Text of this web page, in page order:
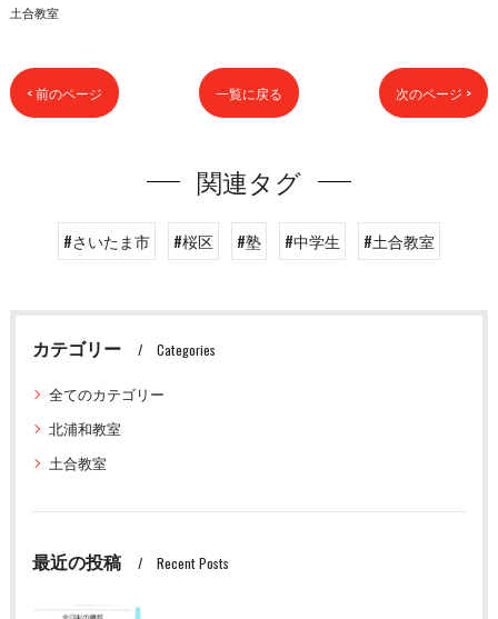
土合教室
< 前のページ 一覧に戻る 次のページ >
関連タグ
#さいたま市 #桜区 #塾 #中学生 #土合教室
カテゴリー Categories
全てのカテゴリー
北浦和教室
土合教室
最近の投稿 Recent Posts